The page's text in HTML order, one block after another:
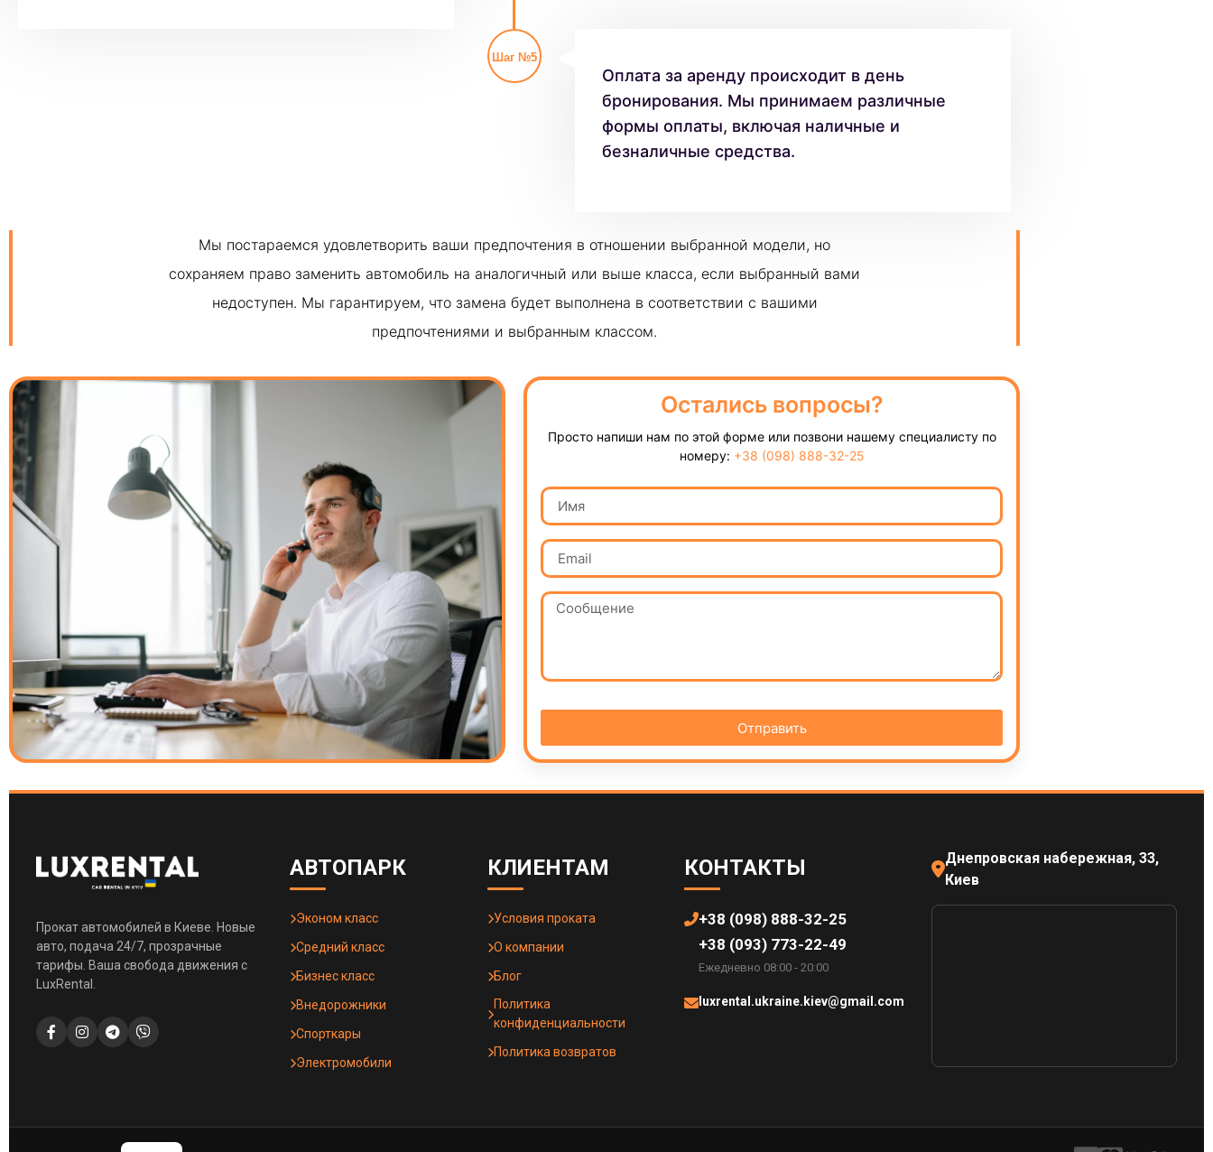
Шаг №5
Оплата за аренду происходит в день
бронирования. Мы принимаем различные
формы оплаты, включая наличные и
безналичные средства.
Мы постараемся удовлетворить ваши предпочтения в отношении выбранной модели, но
сохраняем право заменить автомобиль на аналогичный или выше класса, если выбранный вами
недоступен. Мы гарантируем, что замена будет выполнена в соответствии с вашими
предпочтениями и выбранным классом.
Остались вопросы?
Просто напиши нам по этой форме или позвони нашему специалисту по
номеру: +38 (098) 888-32-25
Отправить
Прокат автомобилей в Киеве. Новые
авто, подача 24/7, прозрачные
тарифы. Ваша свобода движения с
LuxRental.
АВТОПАРК
Эконом класс
Средний класс
Бизнес класс
Внедорожники
Спорткары
Электромобили
КЛИЕНТАМ
Условия проката
О компании
Блог
Политика
конфиденциальности
Политика возвратов
КОНТАКТЫ
+38 (098) 888-32-25
+38 (093) 773-22-49
Ежедневно 08:00 - 20:00
luxrental.ukraine.kiev@gmail.com
Днепровская набережная, 33,
Киев